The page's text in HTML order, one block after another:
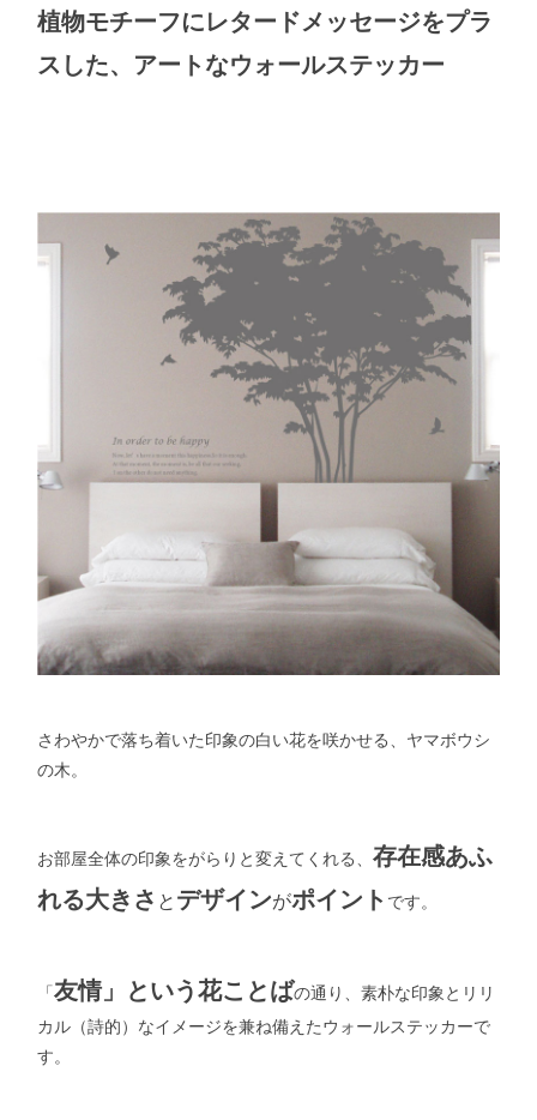
植物モチーフにレタードメッセージをプラ
スした、アートなウォールステッカー
さわやかで落ち着いた印象の白い花を咲かせる、ヤマボウシ
の木。
お部屋全体の印象をがらりと変えてくれる、 存在感あふ
れる大きさ とデザインがポイント です。
「友情」という花ことばの通り、素朴な印象とリリ
カル（詩的）なイメージを兼ね備えたウォールステッカーで
す。